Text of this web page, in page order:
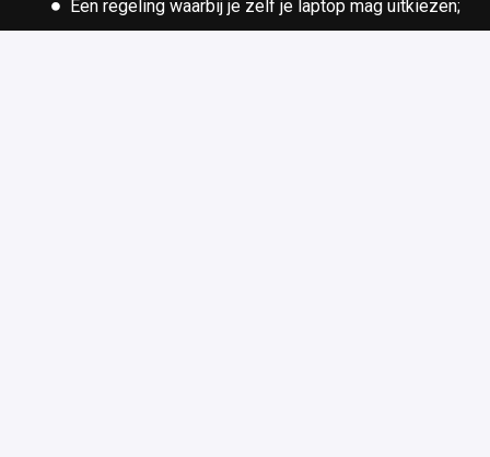
Een regeling waarbij je zelf je laptop mag uitkiezen;